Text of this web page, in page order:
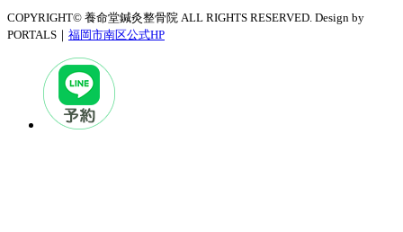
COPYRIGHT© 養命堂鍼灸整骨院 ALL RIGHTS RESERVED. Design by
PORTALS｜ 福岡市南区公式HP